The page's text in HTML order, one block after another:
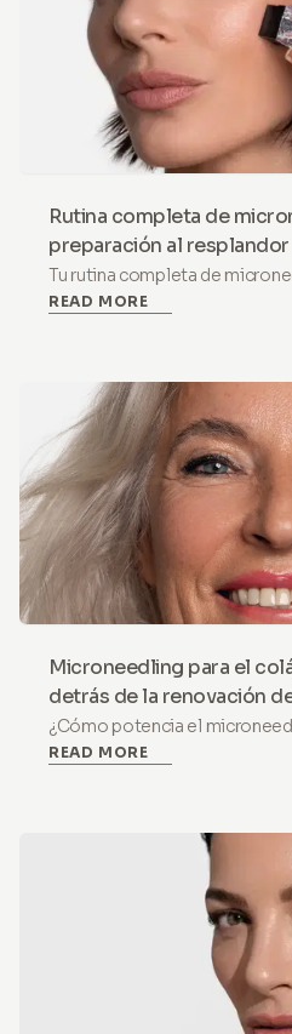
Rutina completa de
preparación al resplandor
Tu rutina completa de
preparación de la barrera
los resultados a largo plazo.
READ MORE
Microneedling para el
detrás de la renovación
¿Cómo potencia el
Conoce la ciencia en 3 fases
READ MORE